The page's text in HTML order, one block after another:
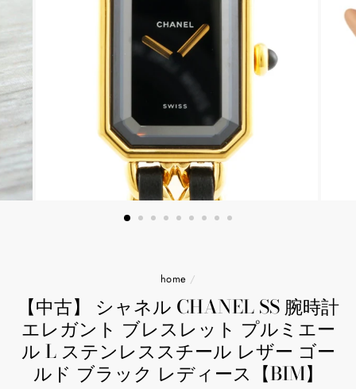
home /
【中古】 シャネル CHANEL SS 腕時計
エレガント ブレスレット プルミエー
ル L ステンレススチール レザー ゴー
ルド ブラック レディース【BIM】